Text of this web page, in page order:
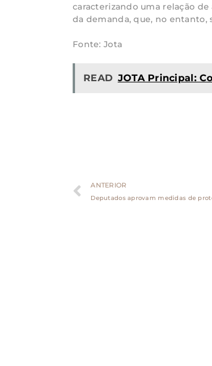
caracterizando uma relação
da demanda, que, no entanto,
Fonte: Jota
READ JOTA Principal:
ANTERIOR